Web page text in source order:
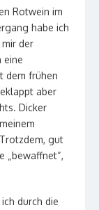
Rotwein im
habe ich
der
eine
dem frühen
aber
Dicker
gut
„bewaffnet“,
durch die